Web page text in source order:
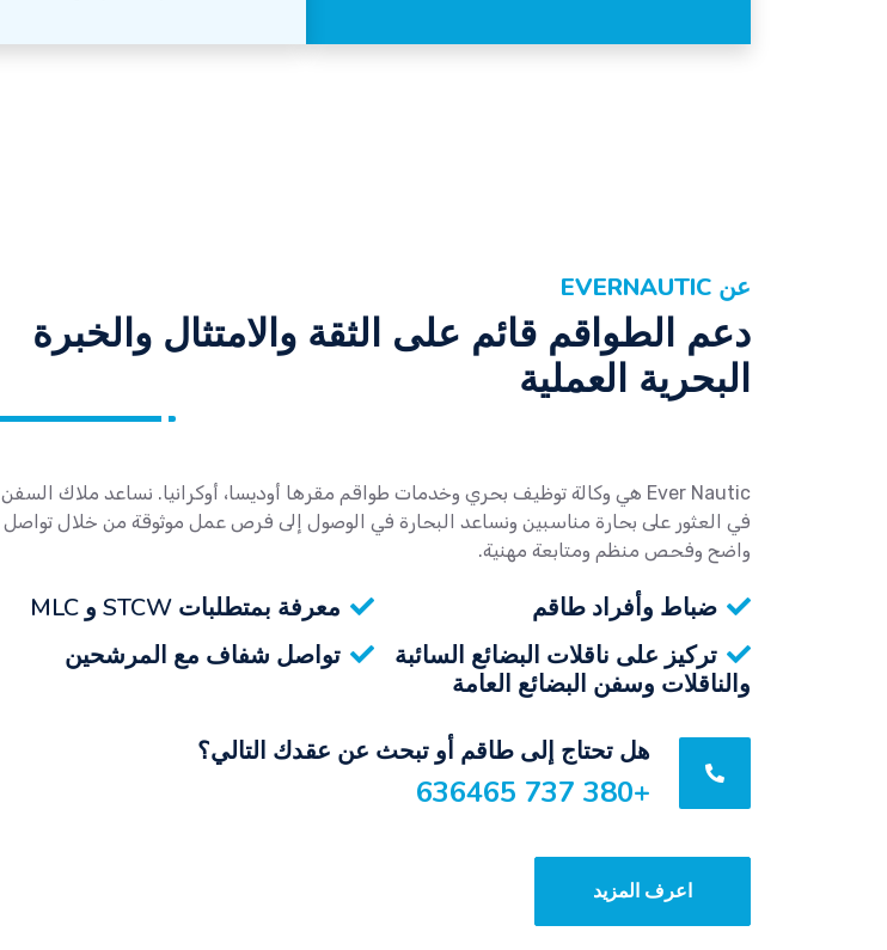
عن EVERNAUTIC
دعم الطواقم قائم على الثقة والامتثال والخبرة
البحرية العملية
Ever Nautic هي وكالة توظيف بحري وخدمات طواقم مقرها أوديسا، أوكرانيا. نساعد ملاك السفن
في العثور على بحارة مناسبين ونساعد البحارة في الوصول إلى فرص عمل موثوقة من خلال تواصل
واضح وفحص منظم ومتابعة مهنية.
ضباط وأفراد طاقم
تركيز على ناقلات البضائع السائبة
والناقلات وسفن البضائع العامة
معرفة بمتطلبات STCW و MLC
تواصل شفاف مع المرشحين
هل تحتاج إلى طاقم أو تبحث عن عقدك التالي؟
+380 737 636465
اعرف المزيد